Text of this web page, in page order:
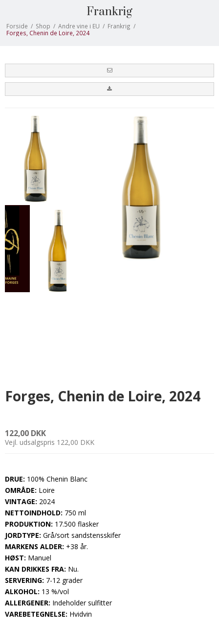
Frankrig
Forside / Shop / Andre vine i EU / Frankrig /
Forges, Chenin de Loire, 2024
Forges, Chenin de Loire, 2024
122,00 DKK
Vejl. udsalgspris 122,00 DKK
DRUE: 100% Chenin Blanc
OMRÅDE: Loire
VINTAGE: 2024
NETTOINDHOLD: 750 ml
PRODUKTION: 17.500 flasker
JORDTYPE: Grå/sort sandstensskifer
MARKENS ALDER: +38 år.
HØST: Manuel
KAN DRIKKES FRA: Nu.
SERVERING: 7-12 grader
ALKOHOL: 13 %/vol
ALLERGENER: Indeholder sulfitter
VAREBETEGNELSE: Hvidvin